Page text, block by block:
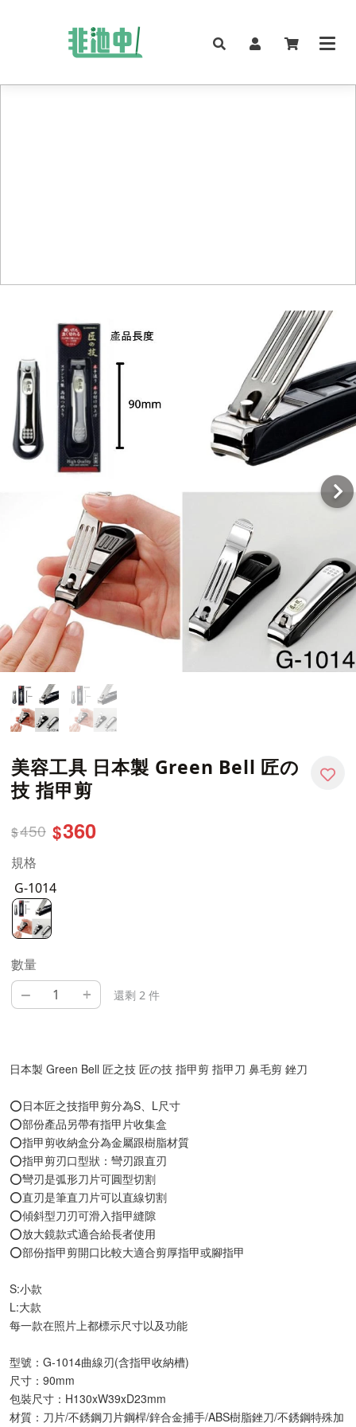
美容工具 日本製 Green Bell 匠の
技 指甲剪
$450 $360
規格
G-1014
數量
– + 還剩 2 件
日本製 Green Bell 匠之技 匠の技 指甲剪 指甲刀 鼻毛剪 銼刀
⭕️日本匠之技指甲剪分為S、L尺寸
⭕️部份產品另帶有指甲片收集盒
⭕️指甲剪收納盒分為金屬跟樹脂材質
⭕️指甲剪刃口型狀：彎刃跟直刃
⭕️彎刃是弧形刀片可圓型切割
⭕️直刃是筆直刀片可以直線切割
⭕️傾斜型刀刃可滑入指甲縫隙
⭕️放大鏡款式適合給長者使用
⭕️部份指甲剪開口比較大適合剪厚指甲或腳指甲
S:小款
L:大款
每一款在照片上都標示尺寸以及功能
型號：G-1014曲線刃(含指甲收納槽)
尺寸：90mm
包裝尺寸：H130xW39xD23mm
材質：刀片/不銹鋼刀片鋼桿/鋅合金捕手/ABS樹脂銼刀/不銹鋼特殊加